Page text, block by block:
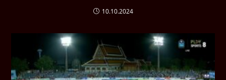
10.10.2024